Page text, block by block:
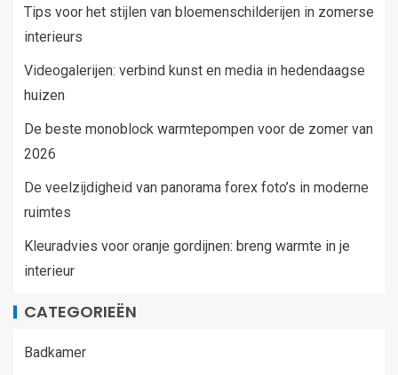
Tips voor het stijlen van bloemenschilderijen in zomerse
interieurs
Videogalerijen: verbind kunst en media in hedendaagse
huizen
De beste monoblock warmtepompen voor de zomer van
2026
De veelzijdigheid van panorama forex foto’s in moderne
ruimtes
Kleuradvies voor oranje gordijnen: breng warmte in je
interieur
CATEGORIEËN
Badkamer